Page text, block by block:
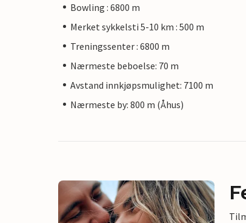
Bowling : 6800 m
Merket sykkelsti 5-10 km : 500 m
Treningssenter : 6800 m
Nærmeste beboelse: 70 m
Avstand innkjøpsmulighet: 7100 m
Nærmeste by: 800 m (Åhus)